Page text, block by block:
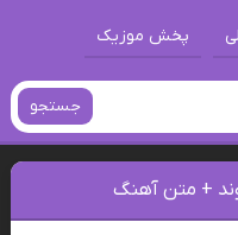
پخش موزیک
جستجو
+ متن آهنگ